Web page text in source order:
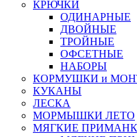
КРЮЧКИ
ОДИНАРНЫЕ
ДВОЙНЫЕ
ТРОЙНЫЕ
ОФСЕТНЫЕ
НАБОРЫ
КОРМУШКИ и
КУКАНЫ
ЛЕСКА
МОРМЫШКИ ЛЕТО
МЯГКИЕ